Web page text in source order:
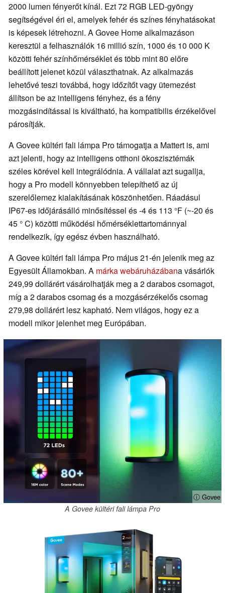
2000 lumen fényerőt kínál. Ezt 72 RGB LED-gyöngy
segítségével éri el, amelyek fehér és színes fényhatásokat
is képesek létrehozni. A Govee Home alkalmazáson
keresztül a felhasználók 16 millió szín, 1000 és 10 000 K
közötti fehér színhőmérséklet és több mint 80 előre
beállított jelenet közül választhatnak. Az alkalmazás
lehetővé teszi továbbá, hogy időzítőt vagy ütemezést
állítson be az intelligens fényhez, és a fény
mozgásindítással is kiváltható, ha kompatibilis érzékelővel
párosítják.
A Govee kültéri fali lámpa Pro támogatja a Mattert is, ami
azt jelenti, hogy az intelligens otthoni ökoszisztémák
széles körével kell integrálódnia. A vállalat azt sugallja,
hogy a Pro modell könnyebben telepíthető az új
szerelőlemez kialakításának köszönhetően. Ráadásul
IP67-es időjárásálló minősítéssel és -4 és 113 °F (~-20 és
45 ° C) közötti működési hőmérséklettartománnyal
rendelkezik, így egész évben használható.
A Govee kültéri fali lámpa Pro május 21-én jelenik meg az
Egyesült Államokban. A márka webáruházábana vásárlók
249,99 dollárért vásárolhatják meg a 2 darabos csomagot,
míg a 2 darabos csomag és a mozgásérzékelős csomag
279,98 dollárért lesz kapható. Nem világos, hogy ez a
modell mikor jelenhet meg Európában.
ⓘ Govee
A Govee kültéri fali lámpa Pro